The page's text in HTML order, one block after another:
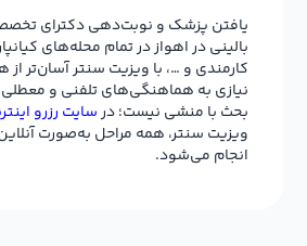
یافتن پزشک و نوبت‌دهی دکترای
بالینی در اهواز در تمام محله‌های
کارمندی و …، با ویزیت سنتر آسان‌تر
نیازی به هماهنگی‌های تلفنی و
بحث با منشی نیست؛ درسایت رزرو
ویزیت سنتر، همه مراحل به‌صورت
انجام می‌شود.